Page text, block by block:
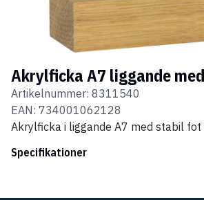
Akrylficka A7 liggande
Artikelnummer: 8311540
EAN: 734001062128
Akrylficka i liggande A7 med stabil
Specifikationer